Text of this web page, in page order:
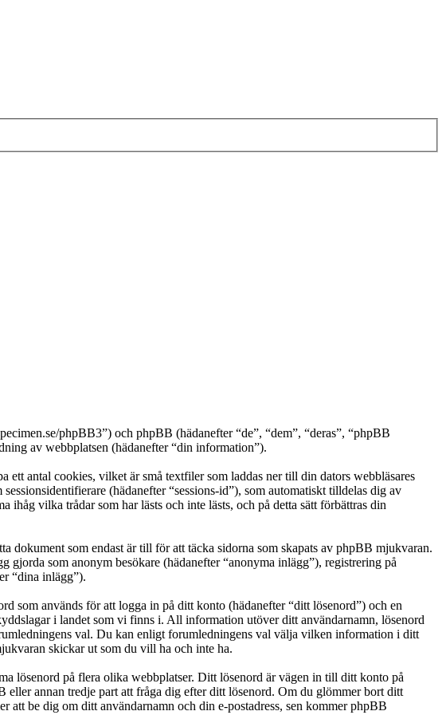
phpBB3”) och phpBB (hädanefter “de”, “dem”, “deras”, “phpBB
av webbplatsen (hädanefter “din information”).
ett antal cookies, vilket är små textfiler som laddas ner till din dators webbläsares
(hädanefter “sessions-id”), som automatiskt tilldelas dig av
vilka trådar som har lästs och inte lästs, och på detta sätt förbättras din
dokument som endast är till för att täcka sidorna som skapats av phpBB mjukvaran.
som anonym besökare (hädanefter “anonyma inlägg”), registrering på
“dina inlägg”).
som används för att logga in på ditt konto (hädanefter “ditt lösenord”) och en
i landet som vi finns i. All information utöver ditt användarnamn, lösenord
val. Du kan enligt forumledningens val välja vilken information i ditt
skickar ut som du vill ha och inte ha.
lösenord på flera olika webbplatser. Ditt lösenord är vägen in till ditt konto på
eller annan tredje part att fråga dig efter ditt lösenord. Om du glömmer bort ditt
be dig om ditt användarnamn och din e-postadress, sen kommer phpBB